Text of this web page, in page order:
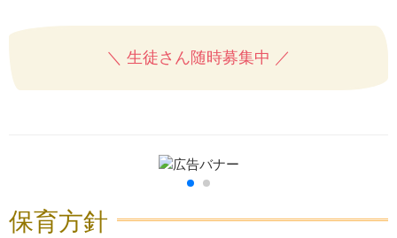
＼ 生徒さん随時募集中 ／
保育方針